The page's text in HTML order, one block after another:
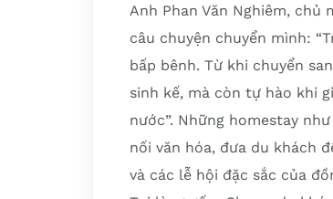
Anh Phan Văn Nghiêm,
câu chuyện chuyển mình:
bấp bênh. Từ khi chuyển
sinh kế, mà còn tự hào khi
nước”. Những homestay
nối văn hóa, đưa du khách
và các lễ hội đặc sắc của